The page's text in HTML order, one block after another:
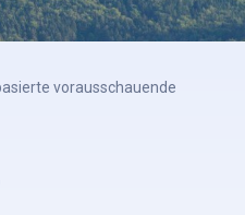
vorausschauende